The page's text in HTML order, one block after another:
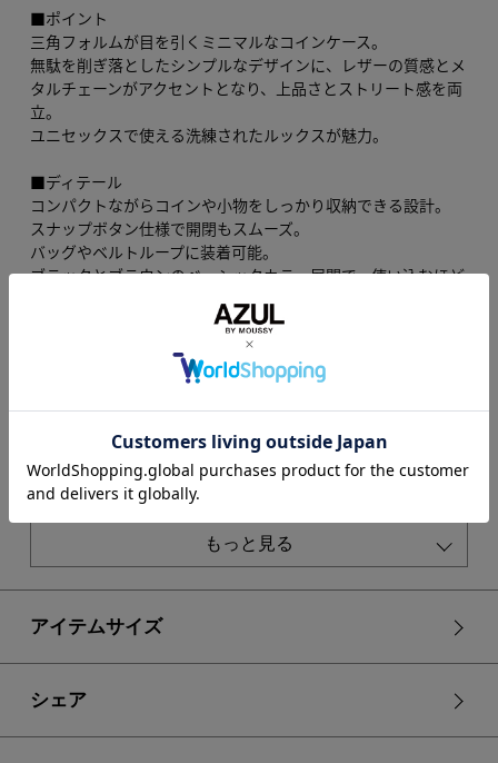
■ポイント
三角フォルムが目を引くミニマルなコインケース。
無駄を削ぎ落としたシンプルなデザインに、レザーの質感とメ
タルチェーンがアクセントとなり、上品さとストリート感を両
立。
ユニセックスで使える洗練されたルックスが魅力。
■ディテール
コンパクトながらコインや小物をしっかり収納できる設計。
スナップボタン仕様で開閉もスムーズ。
バッグやベルトループに装着可能。
ブラックとブラウンのベーシックカラー展開で、使い込むほど
デニムやワイドパンツのベルトループに付けてアクセント使い
シンプルなコーディネートにプラスするだけで、程よい存在感
バッグに付けてチャーム感覚で使うのも◎。
ストリートからきれいめまで幅広いスタイルにマッチ。
水濡れや摩擦により、衣類や他の小物に色移りする場合があり
ることがあります。
内容物を入れすぎると、ボタンの外れや破損につながる恐れが
もっと見る
アイテムサイズ
シェア